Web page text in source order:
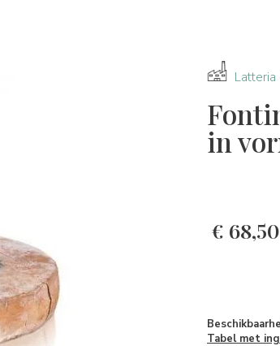
Latteria
in
€ 68,50
Tabel met